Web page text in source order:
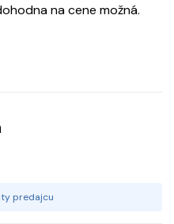
na cene možná.
predajcu